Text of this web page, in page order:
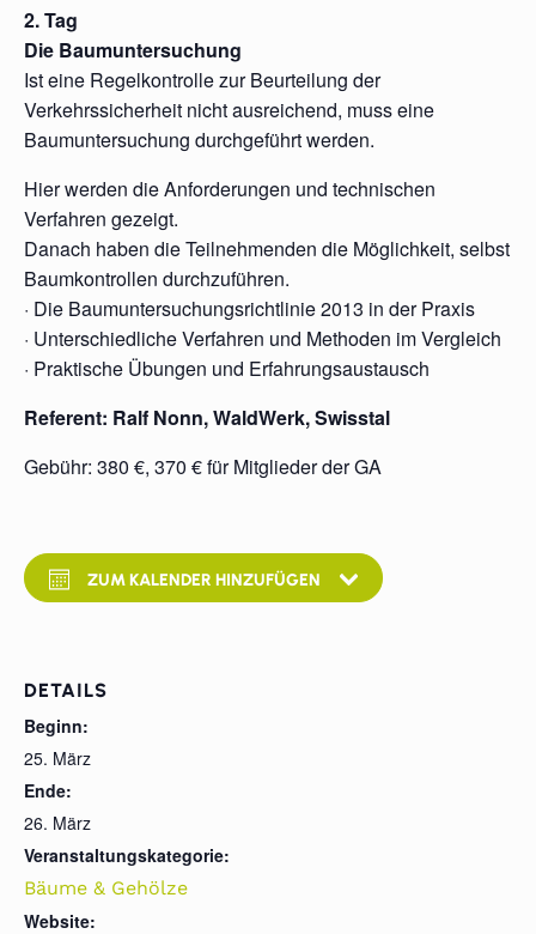
2. Tag
Die Baumuntersuchung
Ist eine Regelkontrolle zur Beurteilung der
Verkehrssicherheit nicht ausreichend, muss eine
Baumuntersuchung durchgeführt werden.
Hier werden die Anforderungen und technischen
Verfahren gezeigt.
Danach haben die Teilnehmenden die Möglichkeit, selbst
Baumkontrollen durchzuführen.
· Die Baumuntersuchungsrichtlinie 2013 in der Praxis
· Unterschiedliche Verfahren und Methoden im Vergleich
· Praktische Übungen und Erfahrungsaustausch
Referent: Ralf Nonn, WaldWerk, Swisstal
Gebühr: 380 €, 370 € für Mitglieder der GA
ZUM KALENDER HINZUFÜGEN
DETAILS
Beginn:
25. März
Ende:
26. März
Veranstaltungskategorie:
Bäume & Gehölze
Website: